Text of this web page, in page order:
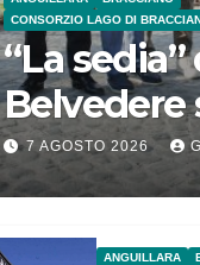
CONSORZIO LAGO DI
“La
Belvedere
7 AGOSTO 2026
ANGUILLARA